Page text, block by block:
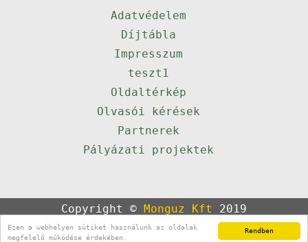
Rendben
Ezen a webhelyen sütiket használunk az oldalak
megfelelő működése érdekében.
Adatvédelem
Díjtábla
Impresszum
teszt1
Oldaltérkép
Olvasói kérések
Partnerek
Pályázati projektek
Copyright © Monguz Kft
2019
Powered byQulto